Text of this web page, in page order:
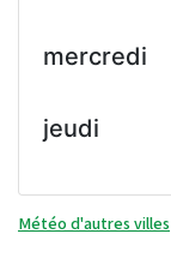
mercredi
jeudi
Météo d'autres villes